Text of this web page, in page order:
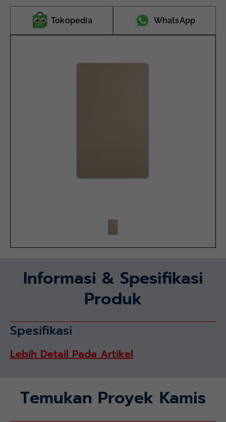
Tokopedia WhatsApp
Informasi & Spesifikasi
Produk
Spesifikasi
Lebih Detail Pada Artikel
Temukan Proyek Kamis